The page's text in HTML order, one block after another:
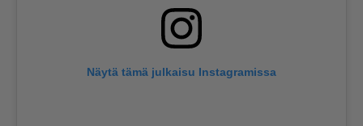
Näytä tämä julkaisu Instagramissa